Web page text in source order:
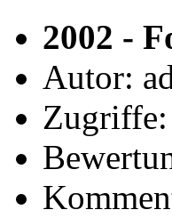
2002 -
Autor:
Zugriffe: